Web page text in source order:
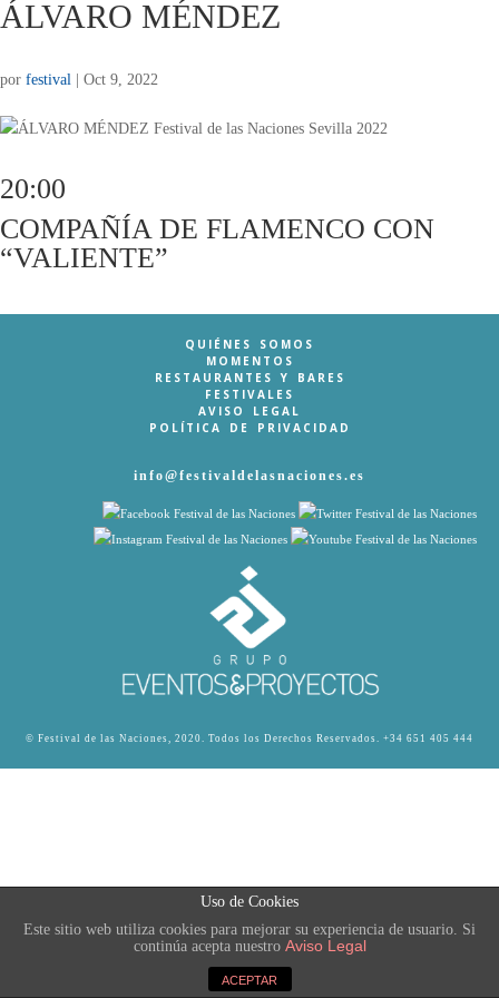
ÁLVARO MÉNDEZ
por festival Oct 9, 2022
20:00
COMPAÑÍA DE FLAMENCO CON
“VALIENTE”
QUIÉNES SOMOS
MOMENTOS
RESTAURANTES Y BARES
FESTIVALES
AVISO LEGAL
POLÍTICA DE PRIVACIDAD
info@festivaldelasnaciones.es
© Festival de las Naciones, 2020. Todos los Derechos Reservados. +34 651 405 444
Uso de Cookies
Este sitio web utiliza cookies para mejorar su experiencia de usuario. Si
continúa acepta nuestro Aviso Legal
ACEPTAR